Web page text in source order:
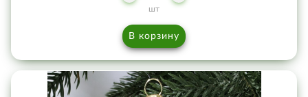
шт
В корзину